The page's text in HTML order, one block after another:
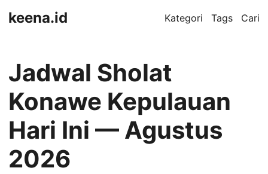
keena.id Kategori Tags Cari
Jadwal Sholat
Konawe Kepulauan
Hari Ini — Agustus
2026